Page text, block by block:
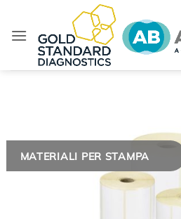
contenuti
MATERIALI PER STAMPA